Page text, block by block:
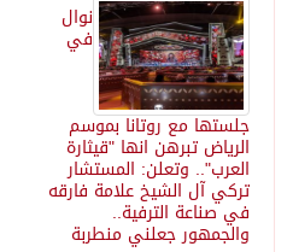
نوال
في
جلستها مع روتانا بموسم
الرياض تبرهن انها "قيثارة
العرب".. وتعلن: المستشار
تركي آل الشيخ علامة فارقه
في صناعة الترفية..
والجمهور جعلني منطربة